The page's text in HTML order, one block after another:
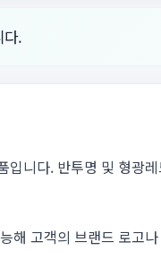
다.
니다. 반투명 및 형광
해 고객의 브랜드 로고